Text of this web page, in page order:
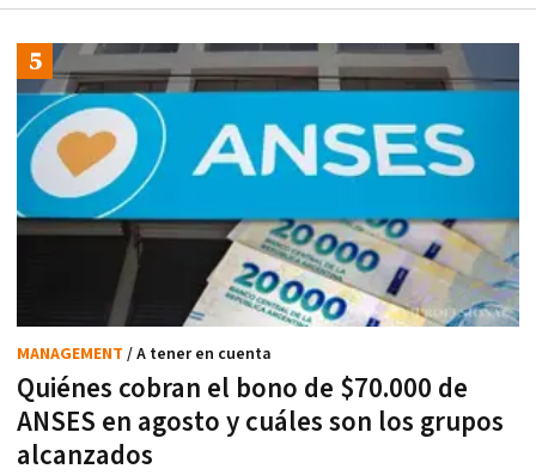
Quiénes cobran el bono de $70.000 de
ANSES en agosto y cuáles son los grupos
alcanzados
MANAGEMENT / A tener en cuenta